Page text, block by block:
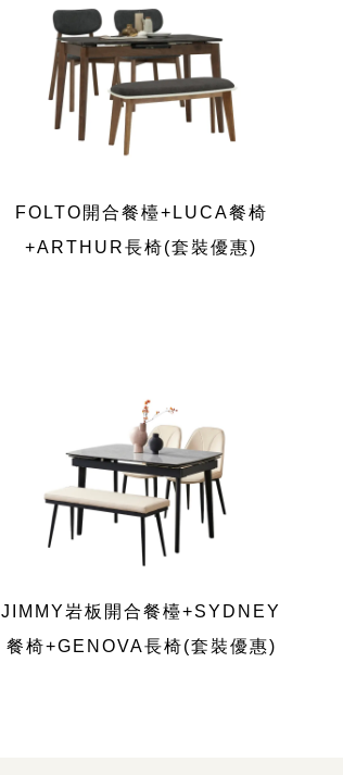
FOLTO開合餐檯+LUCA餐椅
+ARTHUR長椅(套裝優惠)
JIMMY岩板開合餐檯+SYDNEY
餐椅+GENOVA長椅(套裝優惠)